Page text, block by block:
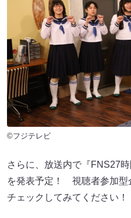
©フジテレビ
さらに、放送内で『FNS27
を発表予定！ 視聴者参加型
チェックしてみてください！